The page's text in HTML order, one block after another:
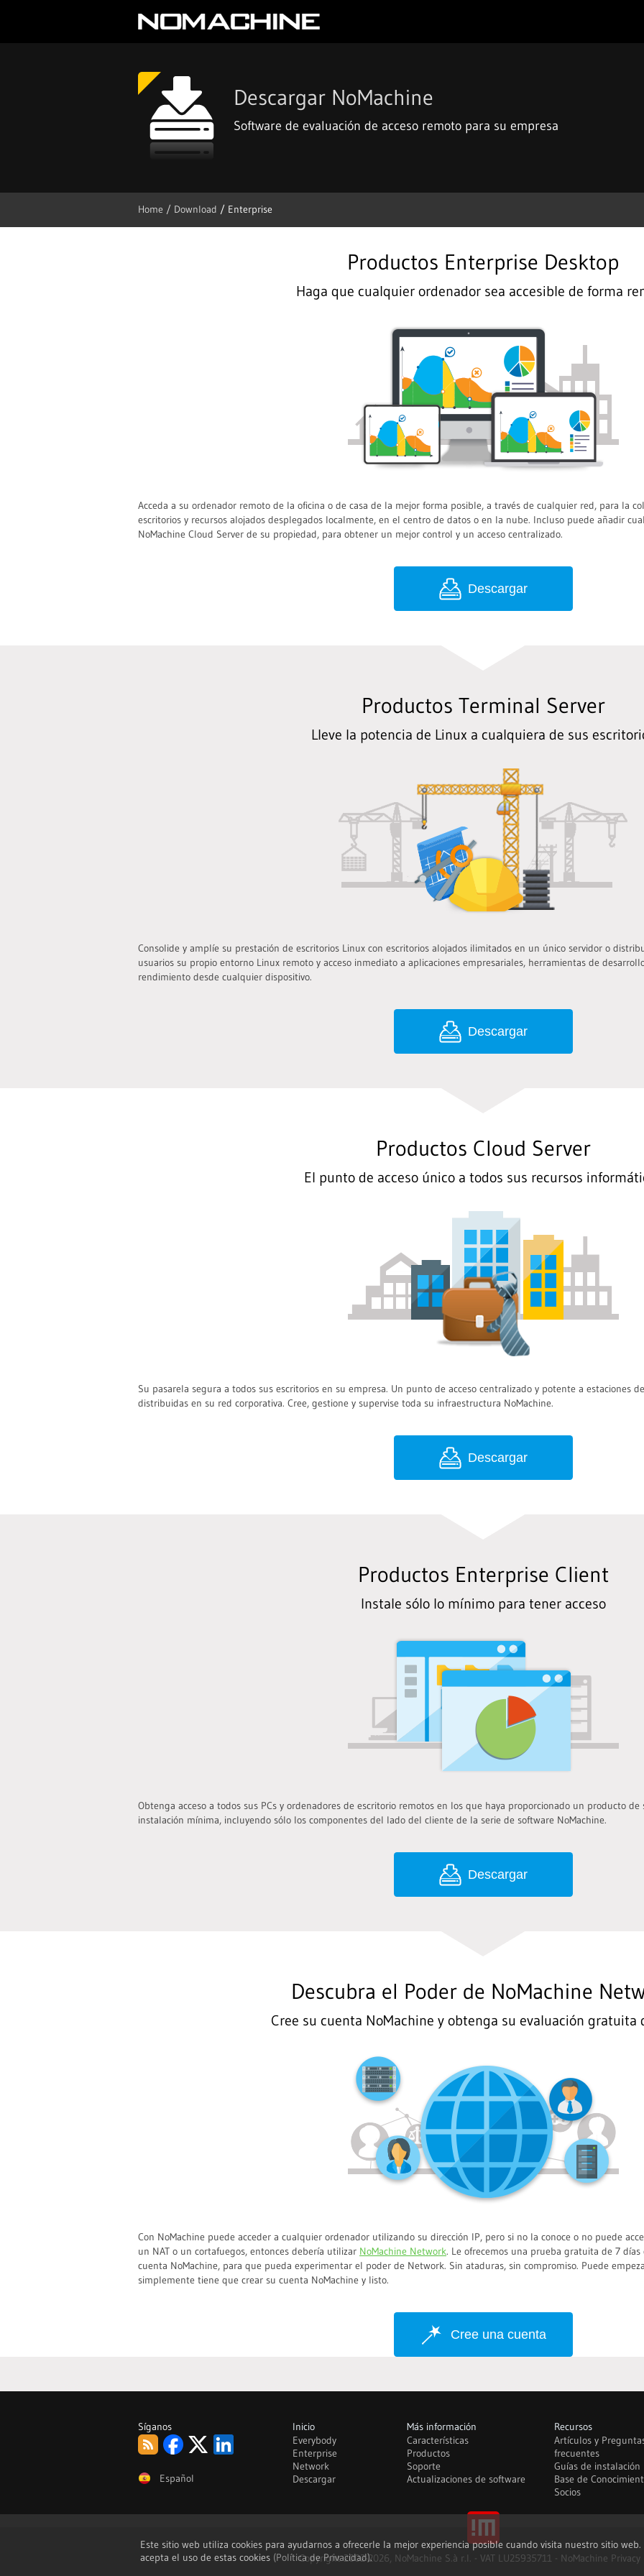
Descargar NoMachine
Software de evaluación de acceso remoto para su empresa
Home / Download / Enterprise
Productos Enterprise Desktop
Haga que cualquier ordenador sea accesible de forma
Acceda a su ordenador remoto de la oficina o de casa de la mejor forma posible, a través de cualquier red, para la
escritorios y recursos alojados desplegados localmente, en el centro de datos o en la nube. Incluso puede añadir
NoMachine Cloud Server de su propiedad, para obtener un mejor control y un acceso centralizado.
Descargar
Productos Terminal Server
Lleve la potencia de Linux a cualquiera de sus
Consolide y amplíe su prestación de escritorios Linux con escritorios alojados ilimitados en un único servidor o
usuarios su propio entorno Linux remoto y acceso inmediato a aplicaciones empresariales, herramientas de
rendimiento desde cualquier dispositivo.
Descargar
Productos Cloud Server
El punto de acceso único a todos sus recursos
Su pasarela segura a todos sus escritorios en su empresa. Un punto de acceso centralizado y potente a estaciones
distribuidas en su red corporativa. Cree, gestione y supervise toda su infraestructura NoMachine.
Descargar
Productos Enterprise Client
Instale sólo lo mínimo para tener acceso
Obtenga acceso a todos sus PCs y ordenadores de escritorio remotos en los que haya proporcionado un producto
instalación mínima, incluyendo sólo los componentes del lado del cliente de la serie de software NoMachine.
Descargar
Descubra el Poder de NoMachine
Cree su cuenta NoMachine y obtenga su evaluación gratuita
Con NoMachine puede acceder a cualquier ordenador utilizando su dirección IP, pero si no la conoce o no puede
un NAT o un cortafuegos, entonces debería utilizar NoMachine Network. Le ofrecemos una prueba gratuita de 7
cuenta NoMachine, para que pueda experimentar el poder de Network. Sin ataduras, sin compromiso. Puede
simplemente tiene que crear su cuenta NoMachine y listo.
Cree una cuenta
Síganos
RSS
FacebookTwitterLinkedIn
Español
Inicio
Everybody
Enterprise
Network
Descargar
Más información
Características
Productos
Soporte
Actualizaciones de software
Recursos
Artículos y
frecuentes
Guías de instalación
Base de
Socios
Copyright 2002-2026, NoMachine S.à r.l. - VAT LU25935711 - NoMachine Privacy
Este sitio web utiliza cookies para ayudarnos a ofrecerle la mejor experiencia posible cuando visita nuestro sitio
acepta el uso de estas cookies (Política de Privacidad).